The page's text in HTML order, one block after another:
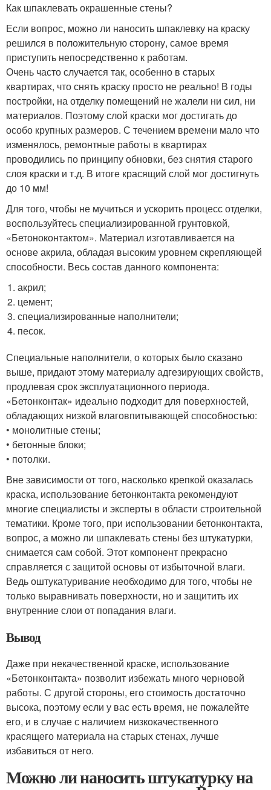
Как шпаклевать окрашенные стены?
Если вопрос, можно ли наносить шпаклевку на краску
решился в положительную сторону, самое время
приступить непосредственно к работам.
Очень часто случается так, особенно в старых
квартирах, что снять краску просто не реально! В годы
постройки, на отделку помещений не жалели ни сил, ни
материалов. Поэтому слой краски мог достигать до
особо крупных размеров. С течением времени мало что
изменялось, ремонтные работы в квартирах
проводились по принципу обновки, без снятия старого
слоя краски и т.д. В итоге красящий слой мог достигнуть
до 10 мм!
Для того, чтобы не мучиться и ускорить процесс отделки,
воспользуйтесь специализированной грунтовкой,
«Бетоноконтактом». Материал изготавливается на
основе акрила, обладая высоким уровнем скрепляющей
способности. Весь состав данного компонента:
акрил;
цемент;
специализированные наполнители;
песок.
Специальные наполнители, о которых было сказано
выше, придают этому материалу адгезирующих свойств,
продлевая срок эксплуатационного периода.
«Бетонконтак» идеально подходит для поверхностей,
обладающих низкой влаговпитывающей способностью:
• монолитные стены;
• бетонные блоки;
• потолки.
Вне зависимости от того, насколько крепкой оказалась
краска, использование бетонконтакта рекомендуют
многие специалисты и эксперты в области строительной
тематики. Кроме того, при использовании бетонконтакта,
вопрос, а можно ли шпаклевать стены без штукатурки,
снимается сам собой. Этот компонент прекрасно
справляется с защитой основы от избыточной влаги.
Ведь оштукатуривание необходимо для того, чтобы не
только выравнивать поверхности, но и защитить их
внутренние слои от попадания влаги.
Вывод
Даже при некачественной краске, использование
«Бетонконтакта» позволит избежать много черновой
работы. С другой стороны, его стоимость достаточно
высока, поэтому если у вас есть время, не пожалейте
его, и в случае с наличием низкокачественного
красящего материала на старых стенах, лучше
избавиться от него.
Можно ли наносить штукатурку на